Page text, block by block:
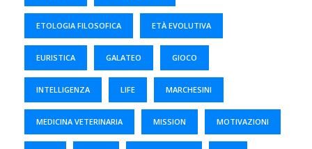
ETOLOGIA FILOSOFICA ETÀ EVOLUTIVA
EURISTICA GALATEO GIOCO
INTELLIGENZA LIFE MARCHESINI
MEDICINA VETERINARIA MISSION MOTIVAZIONI